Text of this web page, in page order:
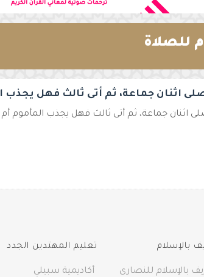
للصلاة
صلى اثنان جماعة، ثم أتى ثالث فهل يجذب
اثنان جماعة، ثم أتى ثالث فهل يجذب المأموم أم
بالإسلام
بالإسلام للنصارى
تعليم المهتدين الجدد
أكاديمية سبيلي